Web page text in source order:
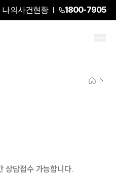
나의사건현황 1800-7905
담접수 가능합니다.